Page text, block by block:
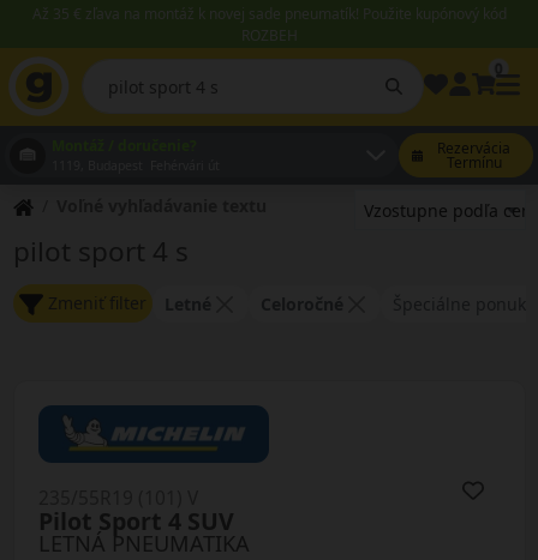
Až 35 € zľava na montáž k novej sade pneumatík! Použite kupónový kód
ROZBEH
Rezervácia
Termínu
pilot sport 4 s
Zmeniť filter
LETNÁ PNEUMATIKA
Pilot Sport 4 SUV